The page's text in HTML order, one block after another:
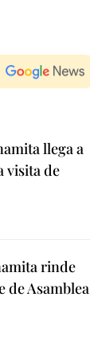
llega a
visita de
rinde
de Asamblea